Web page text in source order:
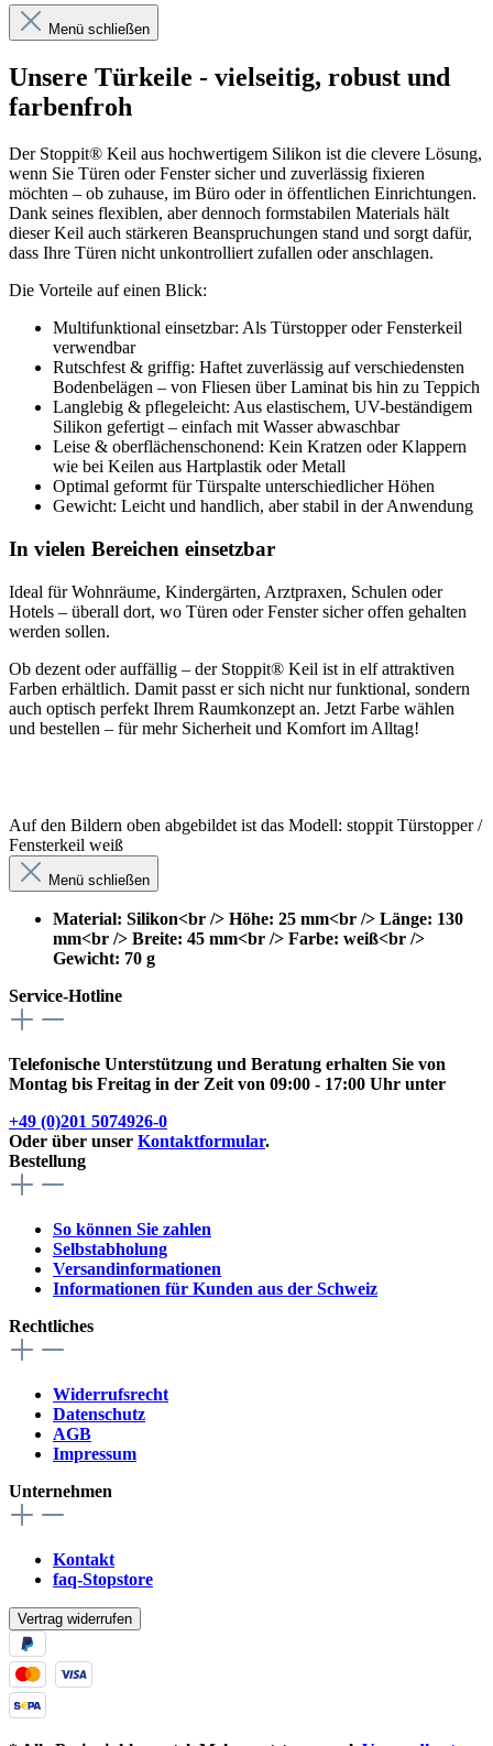
Menü schließen
Unsere Türkeile - vielseitig, robust und
farbenfroh
Der Stoppit® Keil aus hochwertigem Silikon ist die clevere Lösung,
wenn Sie Türen oder Fenster sicher und zuverlässig fixieren
möchten – ob zuhause, im Büro oder in öffentlichen Einrichtungen.
Dank seines flexiblen, aber dennoch formstabilen Materials hält
dieser Keil auch stärkeren Beanspruchungen stand und sorgt dafür,
dass Ihre Türen nicht unkontrolliert zufallen oder anschlagen.
Die Vorteile auf einen Blick:
Multifunktional einsetzbar: Als Türstopper oder Fensterkeil
verwendbar
Rutschfest & griffig: Haftet zuverlässig auf verschiedensten
Bodenbelägen – von Fliesen über Laminat bis hin zu Teppich
Langlebig & pflegeleicht: Aus elastischem, UV-beständigem
Silikon gefertigt – einfach mit Wasser abwaschbar
Leise & oberflächenschonend: Kein Kratzen oder Klappern
wie bei Keilen aus Hartplastik oder Metall
Optimal geformt für Türspalte unterschiedlicher Höhen
Gewicht: Leicht und handlich, aber stabil in der Anwendung
In vielen Bereichen einsetzbar
Ideal für Wohnräume, Kindergärten, Arztpraxen, Schulen oder
Hotels – überall dort, wo Türen oder Fenster sicher offen gehalten
werden sollen.
Ob dezent oder auffällig – der Stoppit® Keil ist in elf attraktiven
Farben erhältlich. Damit passt er sich nicht nur funktional, sondern
auch optisch perfekt Ihrem Raumkonzept an. Jetzt Farbe wählen
und bestellen – für mehr Sicherheit und Komfort im Alltag!
Auf den Bildern oben abgebildet ist das Modell: stoppit Türstopper /
Fensterkeil weiß
Menü schließen
Material: Silikon<br /> Höhe: 25 mm<br /> Länge: 130
mm<br /> Breite: 45 mm<br /> Farbe: weiß<br />
Gewicht: 70 g
Service-Hotline
Telefonische Unterstützung und Beratung erhalten Sie von
Montag bis Freitag in der Zeit von 09:00 - 17:00 Uhr unter
+49 (0)201 5074926-0
Oder über unser Kontaktformular.
Bestellung
So können Sie zahlen
Selbstabholung
Versandinformationen
Informationen für Kunden aus der Schweiz
Rechtliches
Widerrufsrecht
Datenschutz
AGB
Impressum
Unternehmen
Kontakt
faq-Stopstore
Vertrag widerrufen